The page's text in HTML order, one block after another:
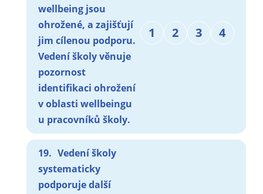
wellbeing jsou
ohrožené, a zajišťují
jim cílenou podporu.
Vedení školy věnuje
pozornost
identifikaci ohrožení
v oblasti wellbeingu
u pracovníků školy.
1 2 3 4
19. Vedení školy
systematicky
podporuje další